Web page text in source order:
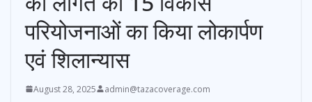
परियोजनाओं का किया लोकार्पण
एवं शिलान्यास
August 28, 2025 admin@tazacoverage.com